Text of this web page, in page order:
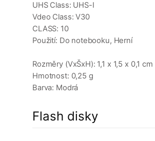
UHS Class: UHS-I
Vdeo Class: V30
CLASS: 10
Použití: Do notebooku, Herní
Rozměry (VxŠxH): 1,1 x 1,5 x 0,1 cm
Hmotnost: 0,25 g
Barva: Modrá
Flash disky